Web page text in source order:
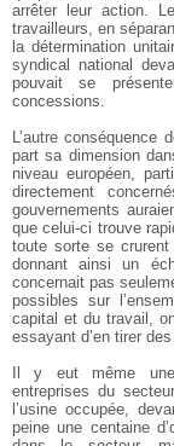
arrêter leur action.
travailleurs, en
la détermination
syndical national
pouvait se
concessions.
L’autre conséquence
part sa dimension
niveau européen,
directement
gouvernements
que celui-ci trouve
toute sorte se
donnant ainsi un
concernait pas
possibles sur
capital et du travail,
essayant d’en tirer
Il y eut même une
entreprises du
l’usine occupée,
peine une centaine